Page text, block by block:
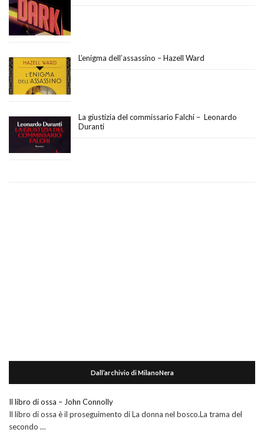
L’enigma dell’assassino – Hazell Ward
La giustizia del commissario Falchi – Leonardo
Duranti
Dall’archivio di MilanoNera
Il libro di ossa – John Connolly
Il libro di ossa è il proseguimento di La donna nel bosco.La trama del
secondo …